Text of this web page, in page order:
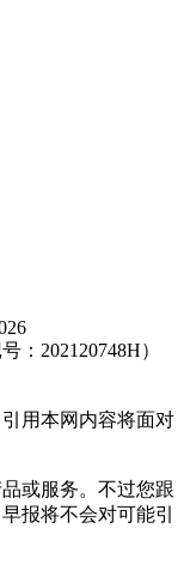
：202120748H）
用本网内容将面对
或服务。不过您跟
报将不会对可能引